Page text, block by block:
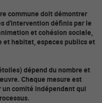
commune doit démontrer
d'intervention définis par le
et cohésion sociale,
habitat, espaces publics et
dépend du nombre et
Chaque mesure est
comité indépendant qui